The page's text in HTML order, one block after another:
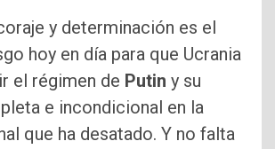
y determinación es el
hoy en día para que Ucrania
el régimen de Putin y su
e incondicional en la
que ha desatado. Y no falta